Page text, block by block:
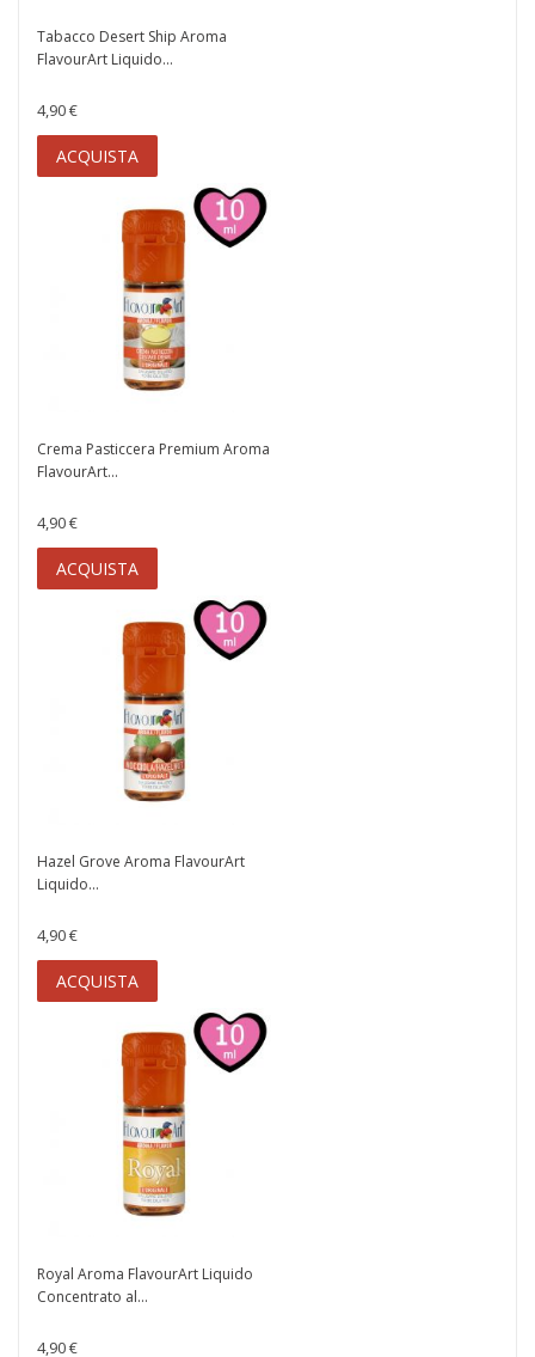
Tabacco Desert Ship Aroma
FlavourArt Liquido...
4,90 €
ACQUISTA
Crema Pasticcera Premium Aroma
FlavourArt...
4,90 €
ACQUISTA
Hazel Grove Aroma FlavourArt
Liquido...
4,90 €
ACQUISTA
Royal Aroma FlavourArt Liquido
Concentrato al...
4,90 €